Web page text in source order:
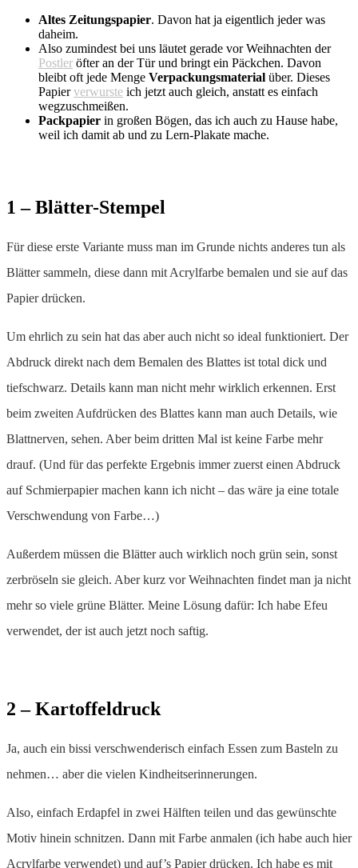
Altes Zeitungspapier. Davon hat ja eigentlich jeder was
daheim.
Also zumindest bei uns läutet gerade vor Weihnachten der
Postler öfter an der Tür und bringt ein Päckchen. Davon
bleibt oft jede Menge Verpackungsmaterial über. Dieses
Papierverwurste ich jetzt auch gleich, anstatt es einfach
wegzuschmeißen.
Packpapier in großen Bögen, das ich auch zu Hause habe,
weil ich damit ab und zu Lern-Plakate mache.
1 – Blätter-Stempel
Für diese erste Variante muss man im Grunde nichts anderes tun als
Blätter sammeln, diese dann mit Acrylfarbe bemalen und sie auf das
Papier drücken.
Um ehrlich zu sein hat das aber auch nicht so ideal funktioniert. Der
Abdruck direkt nach dem Bemalen des Blattes ist total dick und
tiefschwarz. Details kann man nicht mehr wirklich erkennen. Erst
beim zweiten Aufdrücken des Blattes kann man auch Details, wie
Blattnerven, sehen. Aber beim dritten Mal ist keine Farbe mehr
drauf. (Und für das perfekte Ergebnis immer zuerst einen Abdruck
auf Schmierpapier machen kann ich nicht – das wäre ja eine totale
Verschwendung von Farbe…)
Außerdem müssen die Blätter auch wirklich noch grün sein, sonst
zerbröseln sie gleich. Aber kurz vor Weihnachten findet man ja nicht
mehr so viele grüne Blätter. Meine Lösung dafür: Ich habe Efeu
verwendet, der ist auch jetzt noch saftig.
2 – Kartoffeldruck
Ja, auch ein bissi verschwenderisch einfach Essen zum Basteln zu
nehmen… aber die vielen Kindheitserinnerungen.
Also, einfach Erdapfel in zwei Hälften teilen und das gewünschte
Motiv hinein schnitzen. Dann mit Farbe anmalen (ich habe auch hier
Acrylfarbe verwendet) und auf’s Papier drücken. Ich habe es mit